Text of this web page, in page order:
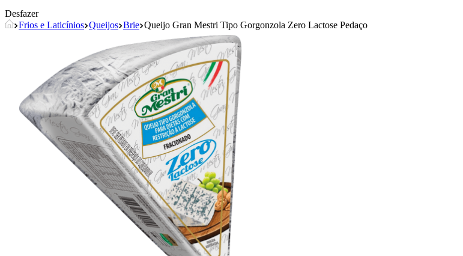
Desfazer
Frios e Laticínios Queijos Brie Queijo Gran Mestri Tipo Gorgonzola Zero Lactose Pedaço